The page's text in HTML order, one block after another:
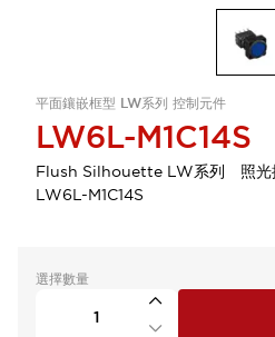
平面鑲嵌框型 LW系列 控制元件
LW6L-M1C14S
Flush Silhouette LW系列 照
LW6L-M1C14S
選擇數量